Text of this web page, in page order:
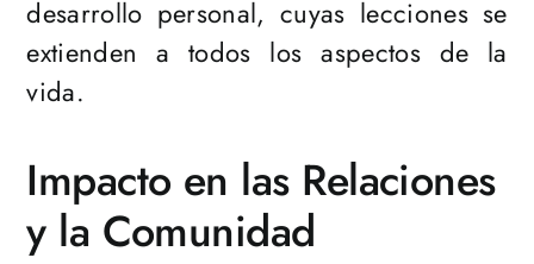
desarrollo personal, cuyas lecciones se
extienden a todos los aspectos de la
vida.
Impacto en las Relaciones
y la Comunidad